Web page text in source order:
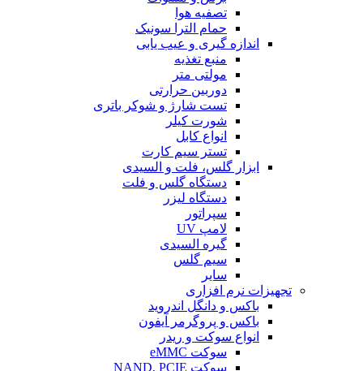
تصفیه هوا
حمام الترا سونیک
اندازه گیری و عیب یابی
منبع تغذیه
مولتی متر
دوربین حرارتی
تست شارژ و شوکر باتری
شورت کیلر
انواع کابل
تستر سیم کارت
ابزار گلس، فلت و السیدی
دستگاه گلس و فلت
دستگاه لیزر
سپراتور
لامپ UV
گیره السیدی
سیم گلس
سایر
تجهیزات نرم افزاری
باکس و دانگل اندروید
باکس و پروگرمر آیفون
انواع سوکت و ریدر
سوکت eMMC
سوکت NAND, PCIE